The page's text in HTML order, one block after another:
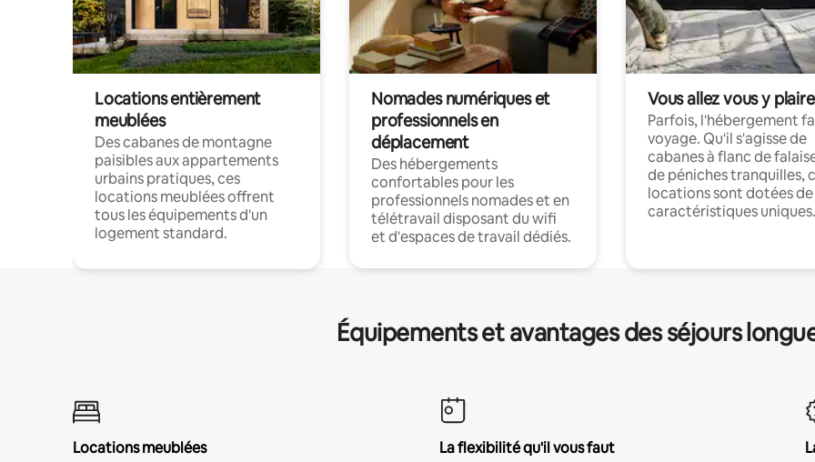
Locations entièrement
meublées
Des cabanes de montagne
paisibles aux appartements
urbains pratiques, ces
locations meublées offrent
tous les équipements d'un
logement standard.
Nomades numériques et
professionnels en
déplacement
Des hébergements
confortables pour les
professionnels nomades et en
télétravail disposant du wifi
et d'espaces de travail dédiés.
Vous allez vous y plaire
Parfois, l'hébergement
voyage. Qu'il s'agisse de
cabanes à flanc de
de péniches tranquilles,
locations sont dotées de
caractéristiques uniques.
Équipements et avantages des séjours
Locations meublées
La flexibilité qu'il vous faut